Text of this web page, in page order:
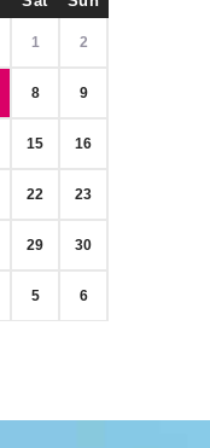
1 2
8 9
15 16
22 23
29 30
5 6